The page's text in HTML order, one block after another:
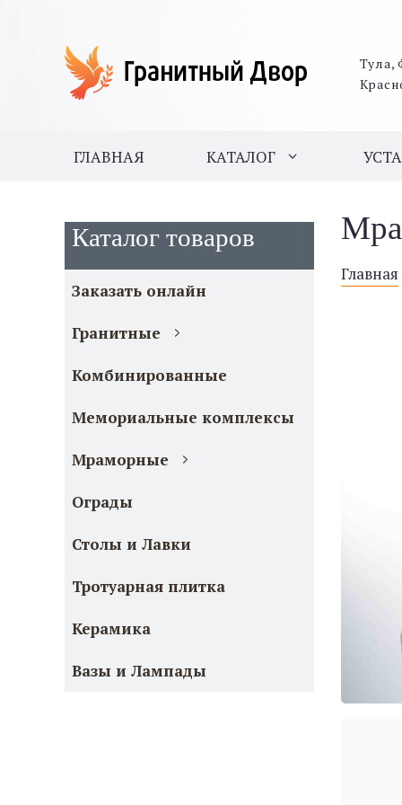
Тула,
ГЛАВНАЯ КАТАЛОГ
Каталог товаров
Заказать онлайн
Гранитные
Комбинированные
Мемориальные комплексы
Мраморные
Ограды
Столы и Лавки
Тротуарная плитка
Керамика
Вазы и Лампады
Главная